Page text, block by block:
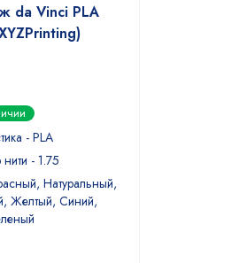
da Vinci PLA
- PLA
- 1.75
Натуральный,
Желтый, Синий,